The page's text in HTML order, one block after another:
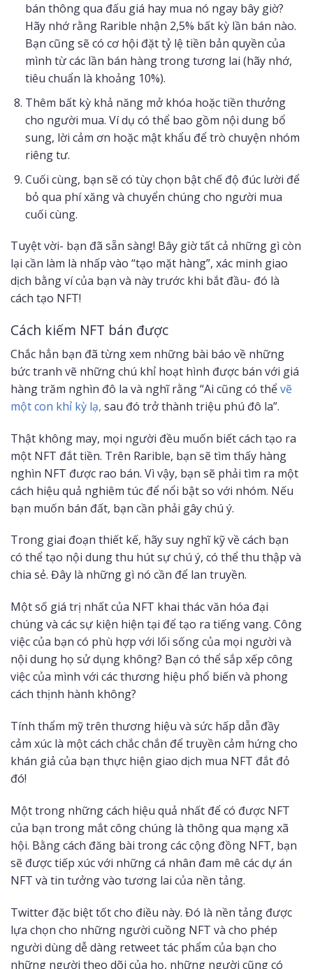
bán thông qua đấu giá hay mua nó ngay bây giờ?
Hãy nhớ rằng Rarible nhận 2,5% bất kỳ lần bán nào.
Bạn cũng sẽ có cơ hội đặt tỷ lệ tiền bản quyền của
mình từ các lần bán hàng trong tương lai (hãy nhớ,
tiêu chuẩn là khoảng 10%).
Thêm bất kỳ khả năng mở khóa hoặc tiền thưởng
cho người mua. Ví dụ có thể bao gồm nội dung bổ
sung, lời cảm ơn hoặc mật khẩu để trò chuyện nhóm
riêng tư.
Cuối cùng, bạn sẽ có tùy chọn bật chế độ đúc lười để
bỏ qua phí xăng và chuyển chúng cho người mua
cuối cùng.
Tuyệt vời- bạn đã sẵn sàng! Bây giờ tất cả những gì còn
lại cần làm là nhấp vào “tạo mặt hàng”, xác minh giao
dịch bằng ví của bạn và này trước khi bắt đầu- đó là
cách tạo NFT!
Cách kiếm NFT bán được
Chắc hẳn bạn đã từng xem những bài báo về những
bức tranh vẽ những chú khỉ hoạt hình được bán với giá
hàng trăm nghìn đô la và nghĩ rằng “Ai cũng có thểvẽ
một con khỉ kỳ lạ, sau đó trở thành triệu phú đô la”.
Thật không may, mọi người đều muốn biết cách tạo ra
một NFT đắt tiền. Trên Rarible, bạn sẽ tìm thấy hàng
nghìn NFT được rao bán. Vì vậy, bạn sẽ phải tìm ra một
cách hiệu quả nghiêm túc để nổi bật so với nhóm. Nếu
bạn muốn bán đất, bạn cần phải gây chú ý.
Trong giai đoạn thiết kế, hãy suy nghĩ kỹ về cách bạn
có thể tạo nội dung thu hút sự chú ý, có thể thu thập và
chia sẻ. Đây là những gì nó cần để lan truyền.
Một số giá trị nhất của NFT khai thác văn hóa đại
chúng và các sự kiện hiện tại để tạo ra tiếng vang. Công
việc của bạn có phù hợp với lối sống của mọi người và
nội dung họ sử dụng không? Bạn có thể sắp xếp công
việc của mình với các thương hiệu phổ biến và phong
cách thịnh hành không?
Tính thẩm mỹ trên thương hiệu và sức hấp dẫn đầy
cảm xúc là một cách chắc chắn để truyền cảm hứng cho
khán giả của bạn thực hiện giao dịch mua NFT đắt đỏ
đó!
Một trong những cách hiệu quả nhất để có được NFT
của bạn trong mắt công chúng là thông qua mạng xã
hội. Bằng cách đăng bài trong các cộng đồng NFT, bạn
sẽ được tiếp xúc với những cá nhân đam mê các dự án
NFT và tin tưởng vào tương lai của nền tảng.
Twitter đặc biệt tốt cho điều này. Đó là nền tảng được
lựa chọn cho những người cuồng NFT và cho phép
người dùng dễ dàng retweet tác phẩm của bạn cho
những người theo dõi của họ, những người cũng có